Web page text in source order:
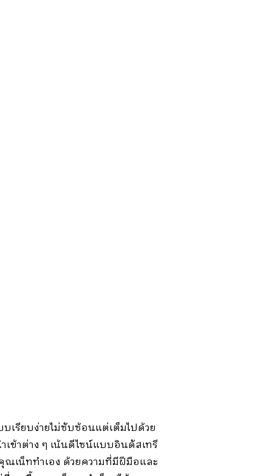
รียบง่ายไม่ซับซ้อนแต่เต็มไปด้วย
เข้าต่าง ๆ เน้นดีไซน์แบบอินดัสเทรี
ณเน็ททำเอง ด้วยความที่มีฝีมือและ